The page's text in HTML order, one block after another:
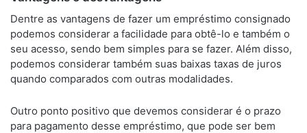
Dentre as vantagens de fazer um empréstimo consignado
podemos considerar a facilidade para obtê-lo e também o
seu acesso, sendo bem simples para se fazer. Além disso,
podemos considerar também suas baixas taxas de juros
quando comparados com outras modalidades.
Outro ponto positivo que devemos considerar é o prazo
para pagamento desse empréstimo, que pode ser bem